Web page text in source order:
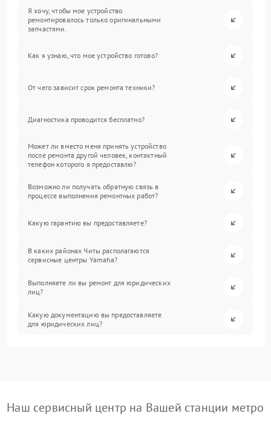
Я хочу, чтобы мое устройство
ремонтировалось только оригинальными
запчастями.
Как я узнаю, что мое устройство готово?
От чего зависит срок ремонта техники?
Диагностика проводится бесплатно?
Может ли вместо меня принять устройство
после ремонта другой человек, контактный
телефон которого я предоставлю?
Возможно ли получать обратную связь в
процессе выполнения ремонтных работ?
Какую гарантию вы предоставляете?
В каких районах Читы располагаются
сервисные центры Yamaha?
Выполняете ли вы ремонт для юридических
лиц?
Какую документацию вы предоставляете
для юридических лиц?
Наш сервисный центр на Вашей станции метро